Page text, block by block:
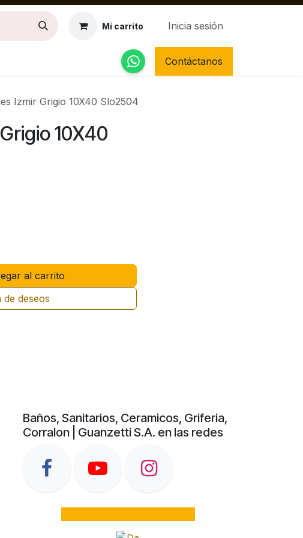
Mi carrito Inicia sesión
Contáctanos
Izmir Grigio 10X40 Slo2504
10X40
al carrito
de deseos
Baños, Sanitarios, Ceramicos, Griferia,
Corralon | Guanzetti S.A. en las redes